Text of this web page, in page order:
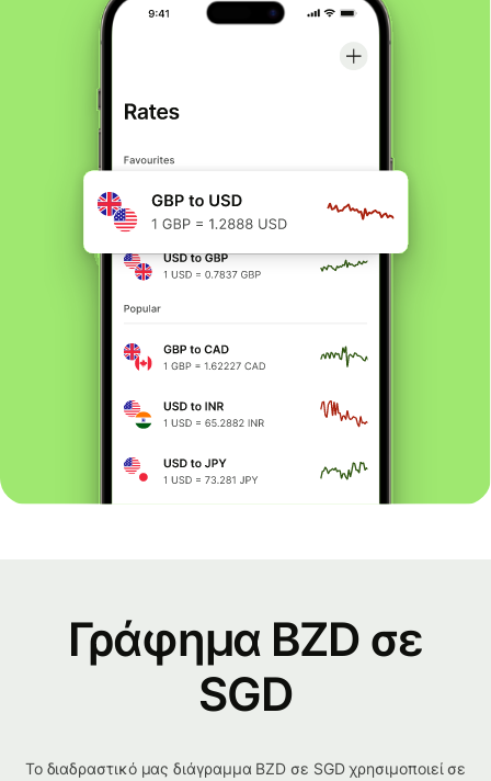
Γράφημα BZD σε
SGD
Το διαδραστικό μας διάγραμμα BZD σε SGD χρησιμοποιεί σε